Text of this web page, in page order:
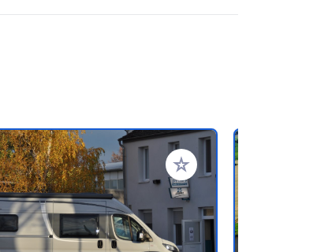
Add to your favorites